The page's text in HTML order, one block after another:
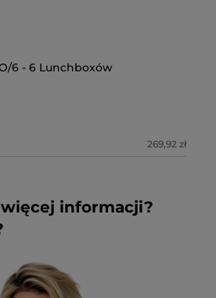
6 - 6 Lunchboxów
269,92 zł
informacji?